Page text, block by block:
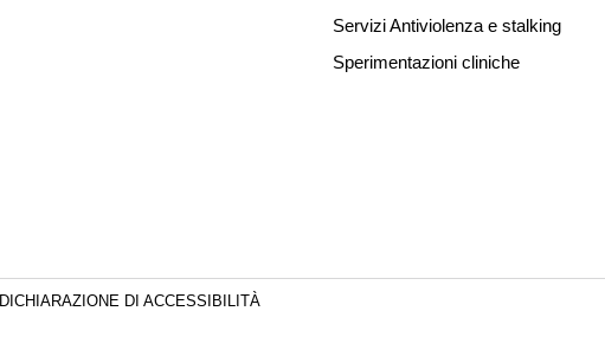
Servizi Antiviolenza e stalking
Sperimentazioni cliniche
DICHIARAZIONE DI ACCESSIBILITÀ